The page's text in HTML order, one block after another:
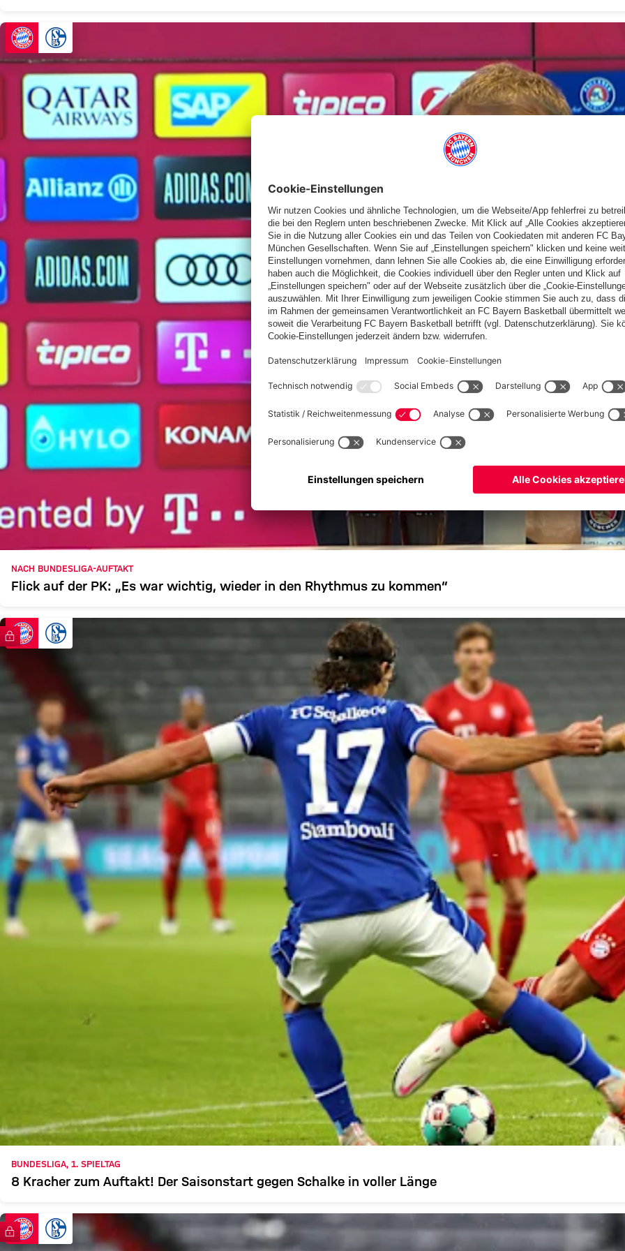
NACH BUNDESLIGA-AUFTAKT
Flick auf der PK: „Es war wichtig, wieder in den Rhythmus zu kommen“
FC Bayern TV PLUS
BUNDESLIGA, 1. SPIELTAG
8 Kracher zum Auftakt! Der Saisonstart gegen Schalke in voller Länge
FC Bayern TV PLUS